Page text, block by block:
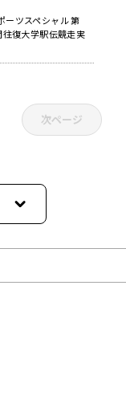
ーツスペシャル 第
復大学駅伝競走実
次ページ